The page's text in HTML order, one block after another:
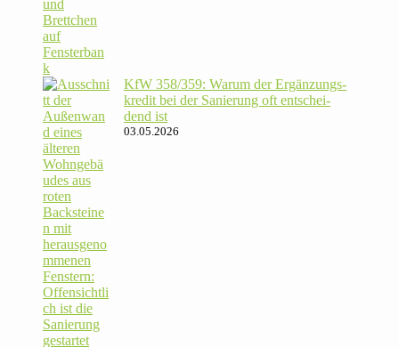
KfW 358/​359: Warum der Ergän­zungs­
kredit bei der Sanie­rung oft ent­schei­
dend ist
03.05.2026